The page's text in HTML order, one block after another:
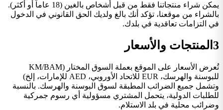
يمكن شراء منتجاتنا فقط من قبل أشخاص بالغين (18 عاماً أو أكثر).
بالشراء من موقعنا، تؤكد أنك بالغ ولديك الحق القانوني في الدخول
في التزامات تعاقدية في بلدك.
3 المنتجات والأسعار
تُعرض الأسعار على الموقع بعملة السوق المختار (KM/BAM
للبوسنة والهرسك، EUR للاتحاد الأوروبي، AED للإمارات، إلخ)
وتشمل جميع الضرائب المطبقة لسوق البوسنة والهرسك. بالنسبة
للطلبات الدولية، يتحمل المشتري مسؤولية أي رسوم جمركية
وضرائب محلية في بلد الاستلام.